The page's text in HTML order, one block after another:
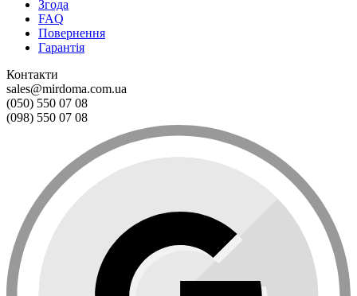
Згода
FAQ
Повернення
Гарантія
Контакти
sales@mirdoma.com.ua
(050) 550 07 08
(098) 550 07 08